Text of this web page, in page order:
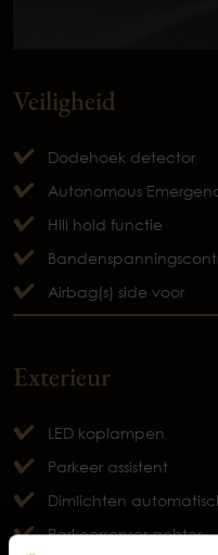
Veiligheid
Dodehoek detector
Autonomous
Hill hold functie
Airbag(s) side voor
Exterieur
LED koplampen
Parkeer assistent
Dimlichten
Parkeersensor achter
Occasions